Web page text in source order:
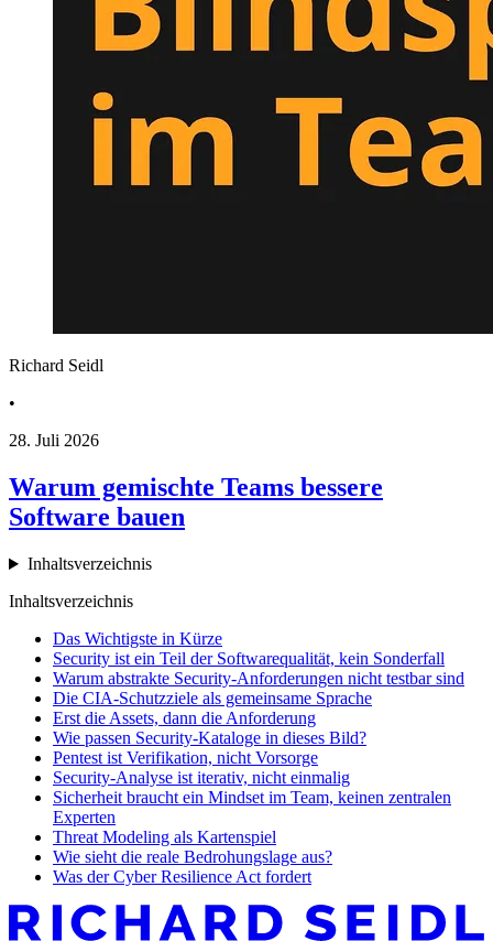
Richard Seidl
•
28. Juli 2026
Warum gemischte Teams bessere
Software bauen
Inhaltsverzeichnis
Inhaltsverzeichnis
Das Wichtigste in Kürze
Security ist ein Teil der Softwarequalität, kein Sonderfall
Warum abstrakte Security-Anforderungen nicht testbar sind
Die CIA-Schutzziele als gemeinsame Sprache
Erst die Assets, dann die Anforderung
Wie passen Security-Kataloge in dieses Bild?
Pentest ist Verifikation, nicht Vorsorge
Security-Analyse ist iterativ, nicht einmalig
Sicherheit braucht ein Mindset im Team, keinen zentralen
Experten
Threat Modeling als Kartenspiel
Wie sieht die reale Bedrohungslage aus?
Was der Cyber Resilience Act fordert